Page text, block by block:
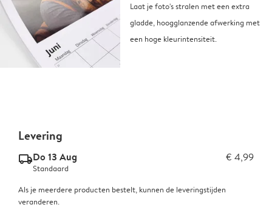
Laat je foto's stralen met een extra
gladde, hoogglanzende afwerking met
een hoge kleurintensiteit.
Levering
delivery_standard_v2Do 13 Aug € 4,99
Standaard
Als je meerdere producten bestelt, kunnen de leveringstijden
veranderen.